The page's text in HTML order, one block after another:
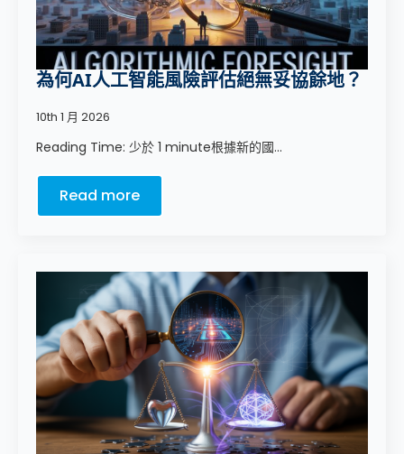
為何AI人工智能風險評估絕無妥協餘地？
10th 1 月 2026
Reading Time: 少於 1 minute根據新的國...
Read more